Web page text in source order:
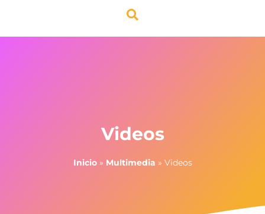
Videos
Inicio» Multimedia » Videos